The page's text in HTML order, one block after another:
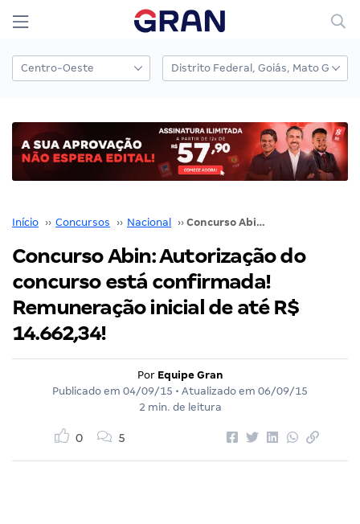
Início ›› Concursos ›› Nacional ›› Concurso Abin: Autorização do concurso está confirmada! Remuneração inicial de até R$ 14.662,34!
Concurso Abin: Autorização do
concurso está confirmada!
Remuneração inicial de até R$
14.662,34!
Por Equipe Gran
Publicado em 04/09/15 • Atualizado em 06/09/15
2 min. de leitura
0 5